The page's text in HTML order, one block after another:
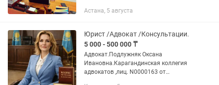
интересы по семейным искам(порядок
развод,...
Астана, 5 августа
Юрист /Адвокат /Консультации.
5 000 - 500 000 ₸
Адвокат.Подлужняк Оксана
Ивановна.Карагандинская коллегия
адвокатов ,лиц. N0000163 от